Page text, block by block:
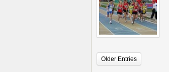
Older Entries